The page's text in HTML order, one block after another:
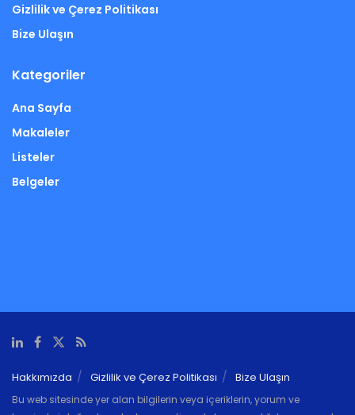
Gizlilik ve Çerez Politikası
Bize Ulaşın
Kategoriler
Ana Sayfa
Makaleler
Listeler
Belgeler
Hakkımızda Gizlilik ve Çerez Politikası Bize Ulaşın
Bu web sitesinde yer alan bilgilerin veya içeriklerin, yorum ve